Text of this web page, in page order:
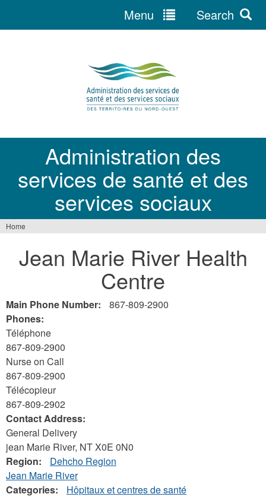
Administration des
services de santé et des
services sociaux
Menu Search
are
Home
Jean Marie River Health
Centre
Main Phone Number:
867-809-2900
Phones:
Téléphone
867-809-2900
Nurse on Call
867-809-2900
Télécopieur
867-809-2902
Contact Address:
General Delivery
jean Marie River, NTX0E 0N0
Region:
Dehcho Region
Jean Marie River
Categories:
Hôpitaux et centres de santé